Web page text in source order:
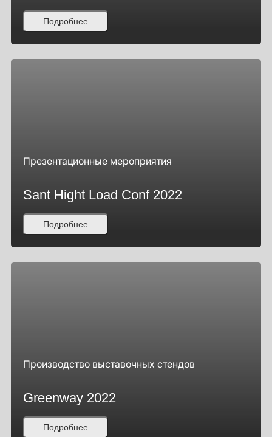
Подробнее
Презентационные мероприятия
Sant Hight Load Conf 2022
Подробнее
Производство выставочных стендов
Greenway 2022
Подробнее